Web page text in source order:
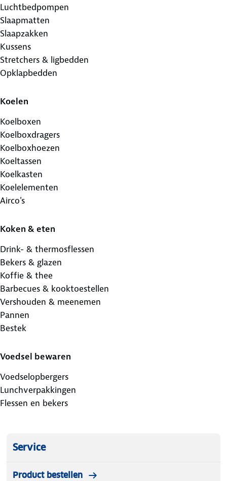
Luchtbedpompen
Slaapmatten
Slaapzakken
Kussens
Stretchers & ligbedden
Opklapbedden
Koelen
Koelboxen
Koelboxdragers
Koelboxhoezen
Koeltassen
Koelkasten
Koelelementen
Airco's
Koken & eten
Drink- & thermosflessen
Bekers & glazen
Koffie & thee
Barbecues & kooktoestellen
Vershouden & meenemen
Pannen
Bestek
Voedsel bewaren
Voedselopbergers
Lunchverpakkingen
Flessen en bekers
Service
Product bestellen